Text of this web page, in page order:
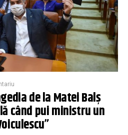
de la Matei Balș
când pui ministru un